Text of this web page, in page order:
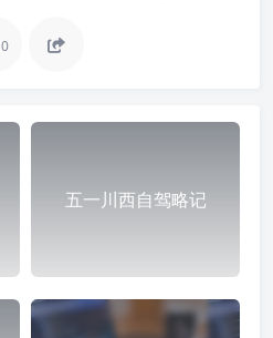
0
五一川西自驾略记